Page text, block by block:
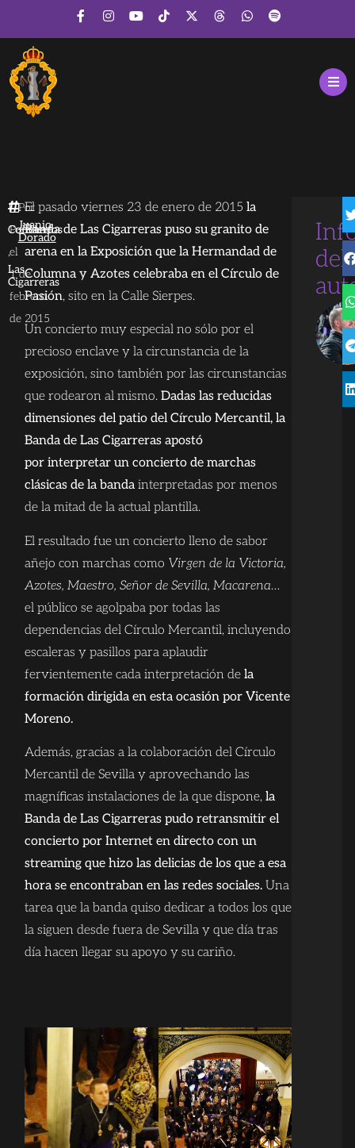
Conciertos
,
Las
Cigarreras
Publicado
el
1 de
febrero
de 2015
Por
Juanjo
Dorado
El pasado viernes 23 de enero de 2015 la
Banda de Las Cigarreras puso su granito de
arena en la Exposición que la Hermandad de
Columna y Azotes celebraba en el Círculo de
Pasión, sito en la Calle Sierpes.
Un concierto muy especial no sólo por el
precioso enclave y la circunstancia de la
exposición, sino también por las circunstancias
que rodearon al mismo. Dadas las reducidas
dimensiones del patio del Círculo Mercantil, la
Banda de Las Cigarreras apostó
por interpretar un concierto de marchas
clásicas de la bandainterpretadas por menos
de la mitad de la actual plantilla.
El resultado fue un concierto lleno de sabor
añejo con marchas como Virgen de la Victoria,
Azotes, Maestro, Señor de Sevilla, Macarena…
el público se agolpaba por todas las
dependencias del Círculo Mercantil, incluyendo
escaleras y pasillos para aplaudir
fervientemente cada interpretación de la
formación dirigida en esta ocasión por Vicente
Moreno.
Además, gracias a la colaboración del Círculo
Mercantil de Sevilla y aprovechando las
magníficas instalaciones de la que dispone, la
Banda de Las Cigarreras pudo retransmitir el
concierto por Internet en directo con un
streaming que hizo las delicias de los que a esa
hora se encontraban en las redes sociales.Una
tarea que la banda quiso dedicar a todos los que
la siguen desde fuera de Sevilla y que día tras
día hacen llegar su apoyo y su cariño.
del